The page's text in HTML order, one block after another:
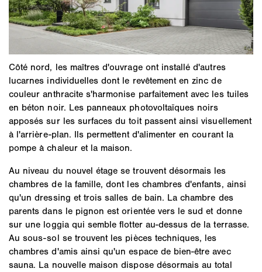
Côté nord, les maîtres d'ouvrage ont installé d'autres
lucarnes individuelles dont le revêtement en zinc de
couleur anthracite s'harmonise parfaitement avec les tuiles
en béton noir. Les panneaux photovoltaïques noirs
apposés sur les surfaces du toit passent ainsi visuellement
à l'arrière-plan. Ils permettent d'alimenter en courant la
pompe à chaleur et la maison.
Au niveau du nouvel étage se trouvent désormais les
chambres de la famille, dont les chambres d'enfants, ainsi
qu'un dressing et trois salles de bain. La chambre des
parents dans le pignon est orientée vers le sud et donne
sur une loggia qui semble flotter au-dessus de la terrasse.
Au sous-sol se trouvent les pièces techniques, les
chambres d'amis ainsi qu'un espace de bien-être avec
sauna. La nouvelle maison dispose désormais au total